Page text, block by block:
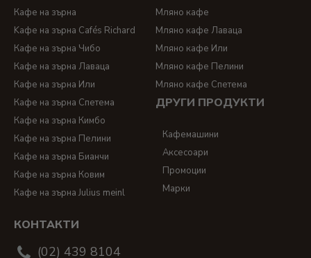
Кафе на зърна
Kафе на зърна Cafés Richard
Кафе на зърна Чибо
Кафе на зърна Лаваца
Кафе на зърна Или
Кафе на зърна Спетема
Кафе на зърна Кимбо
Кафе на зърна Пелини
Кафе на зърна Бианчи
Кафе на зърна Ковим
Кафе на зърна Julius meinl
Мляно кафе
Мляно кафе Лаваца
Мляно кафе Или
Мляно кафе Пелини
Мляно кафе Спетема
ДРУГИ ПРОДУКТИ
Кафемашини
Аксесоари
Промоции
Марки
КОНТАКТИ
(02) 439 8104